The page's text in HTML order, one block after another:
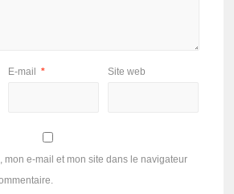
E-mail * Site web
mon e-mail et mon site dans le navigateur